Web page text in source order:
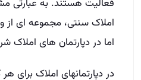
مشاوران است، بدین صورت که
مشاور می­تواند نماینده
باشد. همچنین گفتنی است